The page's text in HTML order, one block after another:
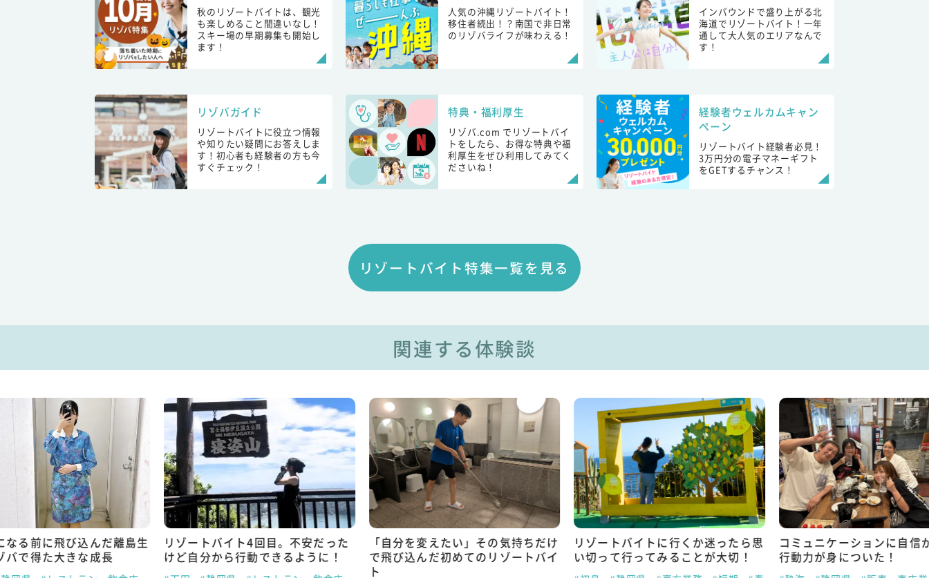
秋のリゾートバイトは、観光
も楽しめること間違いなし！
スキー場の早期募集も開始し
ます！
人気の沖縄リゾートバイト！
移住者続出！？南国で非日常
のリゾバライフが味わえる！
インバウンドで盛り上がる北
海道でリゾートバイト！一年
通して大人気のエリアなんで
す！
リゾバガイド
リゾートバイトに役立つ情報
や知りたい疑問にお答えしま
す！初心者も経験者の方も今
すぐチェック！
特典・福利厚生
リゾバ.com でリゾートバイ
トをしたら、お得な特典や福
利厚生をぜひ利用してみてく
ださいね！
経験者ウェルカムキャン
ペーン
リゾートバイト経験者必見！
3万円分の電子マネーギフト
をGETするチャンス！
リゾートバイト特集一覧を見る
関連する体験談
なる前に飛び込んだ離島生
バで得た大きな成長
リゾートバイト4回目。不安だった
けど自分から行動できるように！
「自分を変えたい」その気持ちだけ
で飛び込んだ初めてのリゾートバイ
ト
リゾートバイトに行くか迷ったら思
い切って行ってみることが大切！
コミュニケーションに自信
行動力が身についた！